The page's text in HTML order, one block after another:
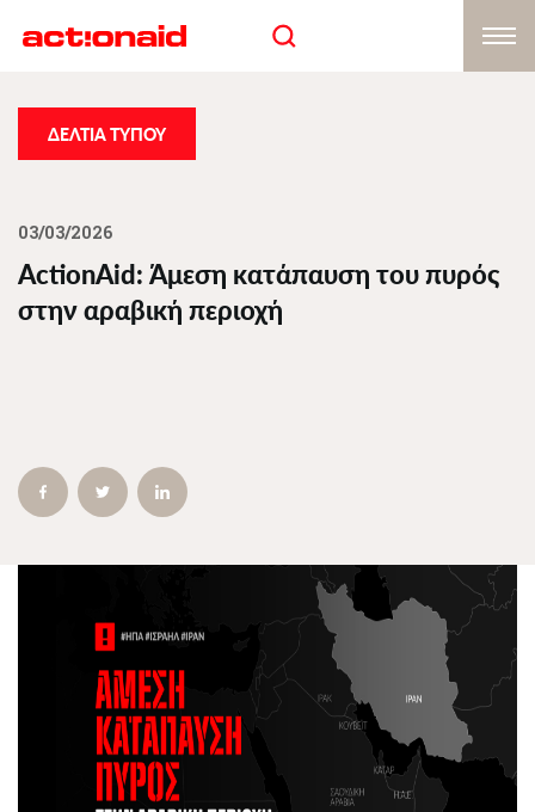
main
ΔΕΛΤΙΑ ΤΥΠΟΥ
03/03/2026
ActionAid: Άμεση κατάπαυση του πυρός
στην αραβική περιοχή